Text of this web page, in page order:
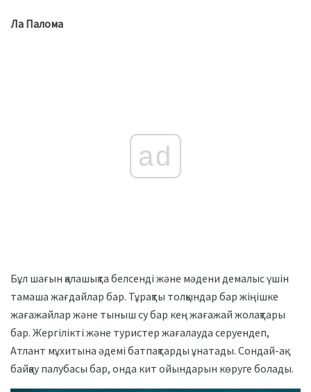
Ла Палома
ad
Бұл шағын қалашықта белсенді және мәдени демалыс үшін
тамаша жағдайлар бар. Тұрақты толқындар бар жіңішке
жағажайлар және тыныш су бар кең жағажай жолақтары
бар. Жергілікті және туристер жағалауда серуендеп,
Атлант мұхитына әдемі батпақтарды ұнатады. Сондай-ақ
байқау палубасы бар, онда кит ойындарын көруге болады.